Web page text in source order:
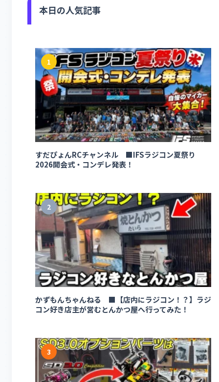
本日の人気記事
1
すだぴょんRCチャンネル ■IFSラジコン夏祭り
2026開会式・コンデレ発表！
2
かずもんちゃんねる ■【店内にラジコン！？】ラジ
コン好き店主が営むとんかつ屋へ行ってみた！
3